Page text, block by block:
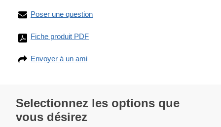
Poser une question
Fiche produit PDF
Envoyer à un ami
Selectionnez les options que
vous désirez